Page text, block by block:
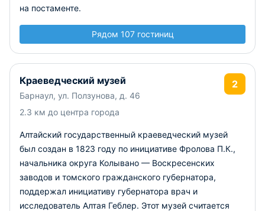
на постаменте.
Рядом 107 гостиниц
Краеведческий музей
Барнаул, ул. Ползунова, д. 46
2.3 км до центра города
2
Алтайский государственный краеведческий музей
был создан в 1823 году по инициативе Фролова П.К.,
начальника округа Колывано — Воскресенских
заводов и томского гражданского губернатора,
поддержал инициативу губернатора врач и
исследователь Алтая Геблер. Этот музей считается